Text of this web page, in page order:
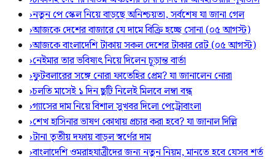
›নতুন পে স্কেল নিয়ে বাড়ছে অনিশ্চয়তা, সর্বশেষ যা জানা গেল
›আজকে দেশের বাজারে যে দামে বিক্রি হচ্ছে সোনা (০৫ আগস্ট)
›আজকে বাংলাদেশি টাকায় সকল দেশের টাকার রেট (০৫ আগস্ট)
›নেইমার তার ভবিষ্যৎ নিয়ে দিলেন চূড়ান্ত বার্তা
›ফুটবলারের সঙ্গে নোরা ফাতেহির প্রেম? যা জানালেন নোরা
›চলতি মাসেই ১ দিন ছুটি নিলেই মিলবে লম্বা বন্ধ
›গ্যাসের দাম নিয়ে বিশাল সুখবর দিলো পেট্রোবাংলা
›শেখ হাসিনার ভাষণ কোথায় প্রচার করা হবে? যা জানাল দিল্লি
›টানা তৃতীয় দফায় বাড়ল স্বর্ণের দাম
›বাংলাদেশি ওমরাহযাত্রীদের জন্য নতুন নিয়ম, মানতে হবে যেসব শর্ত